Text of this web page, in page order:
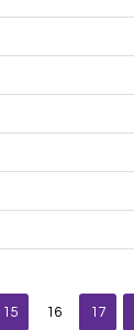
15 16 17